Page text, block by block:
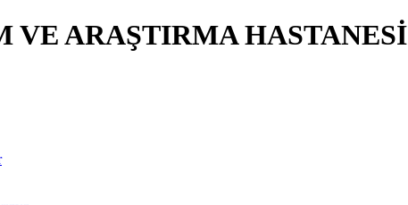
VE ARAŞTIRMA HASTANESİ